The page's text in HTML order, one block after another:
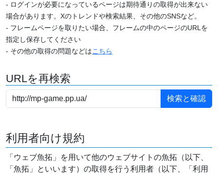
- ログインが必要になっているページは期待通りの取得が出来ない
場合があります。Xのトレンドや検索結果、その他のSNSなど。
- フレームページを取りたい場合、フレームの中のページのURLを
指定し保存してください
- その他の取得の問題などはこちら
URLを再検索
利用者向け規約
「ウェブ魚拓」を用いて他のウェブサイトの魚拓（以下、
「魚拓」といいます）の取得を行う利用者（以下、「利用